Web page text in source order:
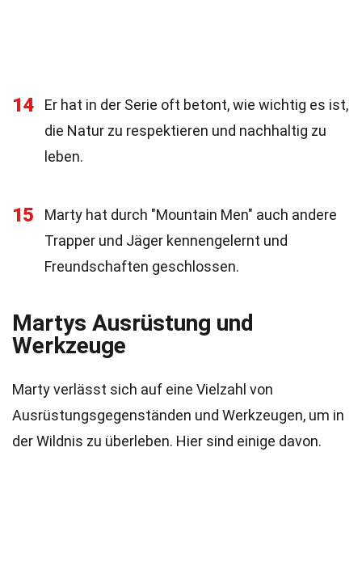
14
Er hat in der Serie oft betont, wie wichtig es ist,
die Natur zu respektieren und nachhaltig zu
leben.
15
Marty hat durch "Mountain Men" auch andere
Trapper und Jäger kennengelernt und
Freundschaften geschlossen.
Martys Ausrüstung und
Werkzeuge
Marty verlässt sich auf eine Vielzahl von
Ausrüstungsgegenständen und Werkzeugen, um in
der Wildnis zu überleben. Hier sind einige davon.